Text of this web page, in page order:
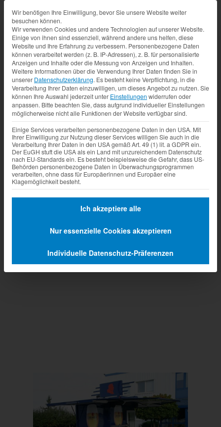
Datenschutz-Präferenz
Wir benötigen Ihre Einwilligung, bevor Sie unsere Website weiter
besuchen können.
Wir verwenden Cookies und andere Technologien auf unserer Website.
Einige von ihnen sind essenziell, während andere uns helfen, diese
Website und Ihre Erfahrung zu verbessern. Personenbezogene Daten
können verarbeitet werden (z. B. IP-Adressen), z. B. für personalisierte
Anzeigen und Inhalte oder die Messung von Anzeigen und Inhalten.
Weitere Informationen über die Verwendung Ihrer Daten finden Sie in
unserer Datenschutzerklärung. Es besteht keine Verpflichtung, in die
Verarbeitung Ihrer Daten einzuwilligen, um dieses Angebot zu nutzen. Sie
können Ihre Auswahl jederzeit unter Einstellungen widerrufen oder
anpassen. Bitte beachten Sie, dass aufgrund individueller Einstellungen
möglicherweise nicht alle Funktionen der Website verfügbar sind.
Einige Services verarbeiten personenbezogene Daten in den USA. Mit
Ihrer Einwilligung zur Nutzung dieser Services willigen Sie auch in die
Verarbeitung Ihrer Daten in den USA gemäß Art. 49 (1) lit. a GDPR ein.
Der EuGH stuft die USA als ein Land mit unzureichendem Datenschutz
nach EU-Standards ein. Es besteht beispielsweise die Gefahr, dass US-
Behörden personenbezogene Daten in Überwachungsprogrammen
verarbeiten, ohne dass für Europäerinnen und Europäer eine
Klagemöglichkeit besteht.
Ich akzeptiere alle
Nur essenzielle Cookies akzeptieren
Individuelle Datenschutz-Präferenzen